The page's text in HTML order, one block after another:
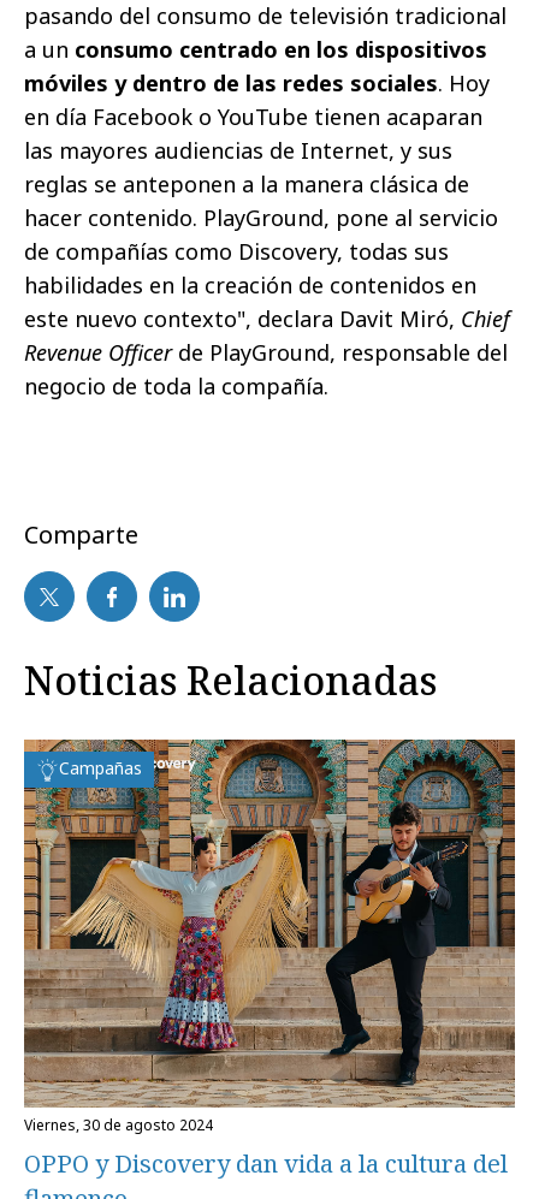
pasando del consumo de televisión tradicional
a un consumo centrado en los dispositivos
móviles y dentro de las redes sociales. Hoy
en día Facebook o YouTube tienen acaparan
las mayores audiencias de Internet, y sus
reglas se anteponen a la manera clásica de
hacer contenido. PlayGround, pone al servicio
de compañías como Discovery, todas sus
habilidades en la creación de contenidos en
este nuevo contexto", declara Davit Miró, Chief
Revenue Officerde PlayGround, responsable del
negocio de toda la compañía.
Comparte
Noticias Relacionadas
Campañas
viernes, 30 de agosto 2024
OPPO y Discovery dan vida a la cultura del